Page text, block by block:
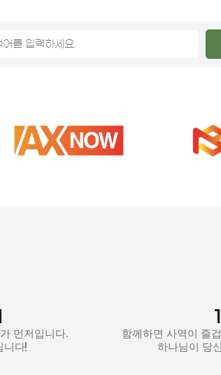
먼저입니다.
니다!
함께하면 사역이 즐
하나님이 당